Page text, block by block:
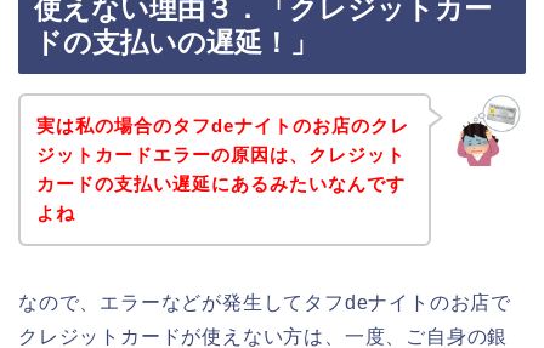
使えない理由３．「クレジットカー
ドの支払いの遅延！」
実は私の場合のタフdeナイトのお店のクレ
ジットカードエラーの原因は、クレジット
カードの支払い遅延にあるみたいなんです
よね
なので、エラーなどが発生してタフdeナイトのお店で
クレジットカードが使えない方は、一度、ご自身の銀